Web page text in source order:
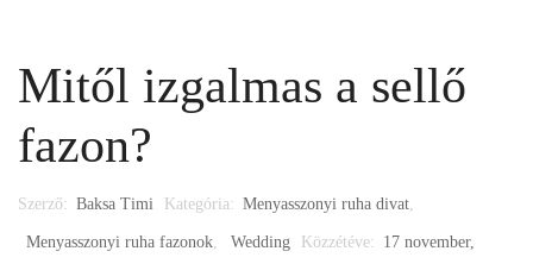
Mitől izgalmas a sellő
fazon?
Szerző: Baksa Timi Kategória: Menyasszonyi ruha divat,
Menyasszonyi ruha fazonok, Wedding Közzétéve: 17 november,